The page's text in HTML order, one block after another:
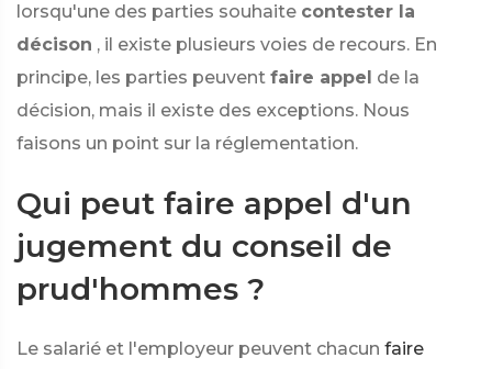
lorsqu'une des parties souhaite contester la
décison , il existe plusieurs voies de recours. En
principe, les parties peuvent faire appel de la
décision, mais il existe des exceptions. Nous
faisons un point sur la réglementation.
Qui peut faire appel d'un
jugement du conseil de
prud'hommes ?
Le salarié et l'employeur peuvent chacun faire